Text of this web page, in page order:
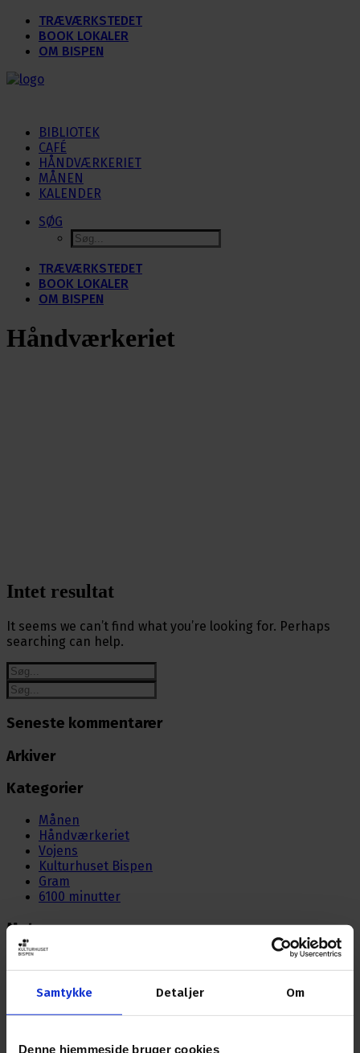
Samtykke Detaljer Om
Denne hjemmeside bruger cookies
TRÆVÆRKSTEDET
BOOK LOKALER
OM BISPEN
BIBLIOTEK
CAFÉ
HÅNDVÆRKERIET
MÅNEN
KALENDER
SØG
TRÆVÆRKSTEDET
BOOK LOKALER
OM BISPEN
Håndværkeriet
Intet resultat
It seems we can’t find what you’re looking for. Perhaps
searching can help.
Seneste kommentarer
Arkiver
Kategorier
Månen
Håndværkeriet
Vojens
Kulturhuset Bispen
Gram
6100 minutter
Meta
Indlægsfeed
Kommentarfeed